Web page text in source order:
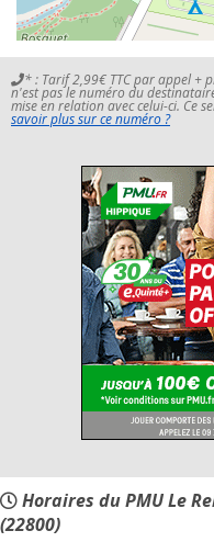
* : Tarif 2,99€ TTC par appel +
n'est pas le numéro du
mise en relation avec celui-ci. Ce
savoir plus sur ce numéro ?
Horaires du PMU Le
(22800)